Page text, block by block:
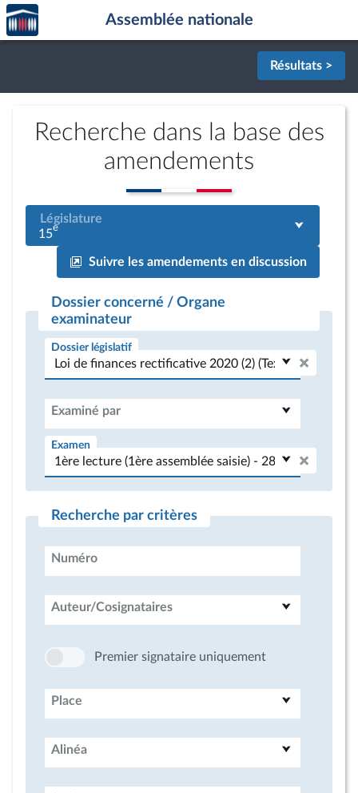
Aller au contenu
Aller en bas de la page
Accèder
à la
page
Assemblée nationale
Résultats >
Recherche dans la base des
amendements
Législature
15e
Suivre les amendements en discussion
Dossier concerné / Organe
examinateur
Dossier législatif
Examiné par
Examen
Recherche par critères
Numéro
Auteur/Cosignataires
Premier signataire uniquement
Place
Alinéa